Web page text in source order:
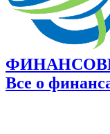
Все о